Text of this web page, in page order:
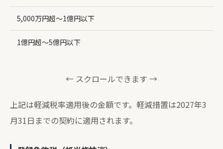
5,000万円超〜1億円以下
1億円超〜5億円以下
← スクロールできます →
上記は軽減税率適用後の金額です。軽減措置は2027年3
月31日までの契約に適用されます。